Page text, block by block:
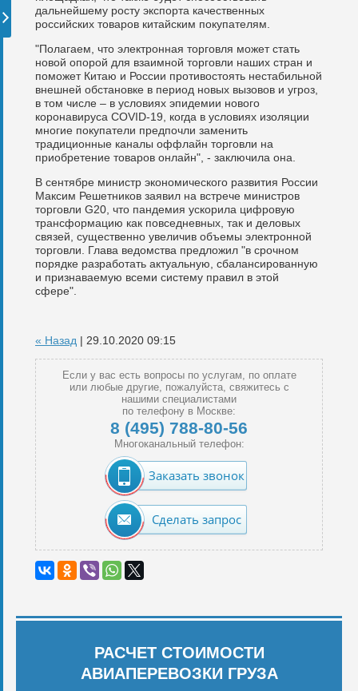
дальнейшему росту экспорта качественных
российских товаров китайским покупателям.
"Полагаем, что электронная торговля может стать
новой опорой для взаимной торговли наших стран и
поможет Китаю и России противостоять нестабильной
внешней обстановке в период новых вызовов и угроз,
в том числе – в условиях эпидемии нового
коронавируса COVID-19, когда в условиях изоляции
многие покупатели предпочли заменить
традиционные каналы оффлайн торговли на
приобретение товаров онлайн", - заключила она.
В сентябре министр экономического развития России
Максим Решетников заявил на встрече министров
торговли G20, что пандемия ускорила цифровую
трансформацию как повседневных, так и деловых
связей, существенно увеличив объемы электронной
торговли. Глава ведомства предложил "в срочном
порядке разработать актуальную, сбалансированную
и признаваемую всеми систему правил в этой
сфере".
« Назад | 29.10.2020 09:15
Если у вас есть вопросы по услугам, по оплате
или любые другие, пожалуйста, свяжитесь с
нашими специалистами
по телефону в Москве:
8 (495) 788-80-56
Многоканальный телефон:
Заказать звонок
Сделать запрос
РАСЧЕТ СТОИМОСТИ
АВИАПЕРЕВОЗКИ ГРУЗА